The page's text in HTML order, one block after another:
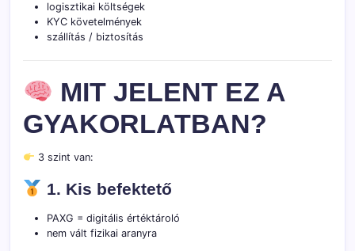
logisztikai költségek
KYC követelmények
szállítás / biztosítás
MIT JELENT EZ A
GYAKORLATBAN?
3 szint van:
1. Kis befektető
PAXG = digitális értéktároló
nem vált fizikai aranyra